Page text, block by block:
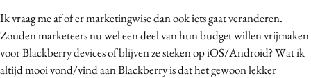
Ik vraag me af of er marketingwise dan ook iets gaat veranderen.
Zouden marketeers nu wel een deel van hun budget willen vrijmaken
voor Blackberry devices of blijven ze steken op iOS/Android? Wat ik
altijd mooi vond/vind aan Blackberry is dat het gewoon lekker